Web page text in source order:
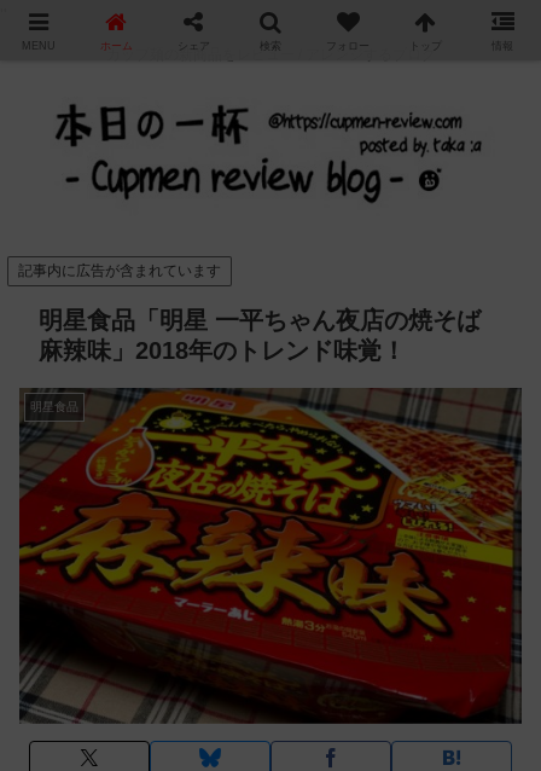
カップ麺の新商品をレビュー / アレンジするブログ
記事内に広告が含まれています
明星食品「明星 一平ちゃん夜店の焼そば
麻辣味」2018年のトレンド味覚！
明星食品
MENU ホーム シェア 検索 フォロー トップ 情報